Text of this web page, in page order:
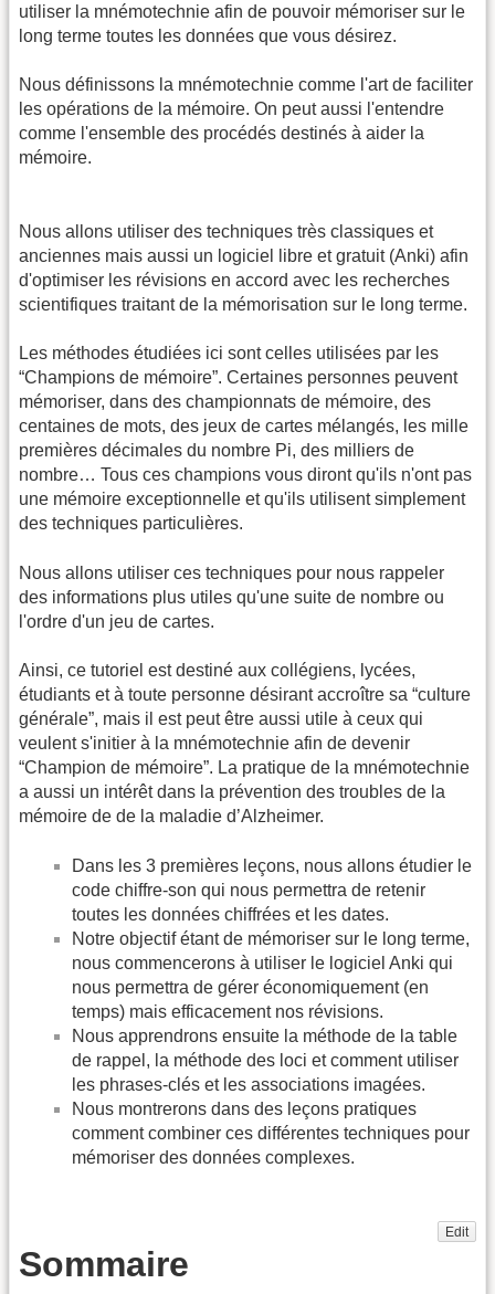
utiliser la mnémotechnie afin de pouvoir mémoriser sur le
long terme toutes les données que vous désirez.
Nous définissons la mnémotechnie comme l'art de faciliter
les opérations de la mémoire. On peut aussi l'entendre
comme l'ensemble des procédés destinés à aider la
mémoire.
Nous allons utiliser des techniques très classiques et
anciennes mais aussi un logiciel libre et gratuit (Anki) afin
d'optimiser les révisions en accord avec les recherches
scientifiques traitant de la mémorisation sur le long terme.
Les méthodes étudiées ici sont celles utilisées par les
“Champions de mémoire”. Certaines personnes peuvent
mémoriser, dans des championnats de mémoire, des
centaines de mots, des jeux de cartes mélangés, les mille
premières décimales du nombre Pi, des milliers de
nombre… Tous ces champions vous diront qu'ils n'ont pas
une mémoire exceptionnelle et qu'ils utilisent simplement
des techniques particulières.
Nous allons utiliser ces techniques pour nous rappeler
des informations plus utiles qu'une suite de nombre ou
l'ordre d'un jeu de cartes.
Ainsi, ce tutoriel est destiné aux collégiens, lycées,
étudiants et à toute personne désirant accroître sa “culture
générale”, mais il est peut être aussi utile à ceux qui
veulent s'initier à la mnémotechnie afin de devenir
“Champion de mémoire”. La pratique de la mnémotechnie
a aussi un intérêt dans la prévention des troubles de la
mémoire de de la maladie d’Alzheimer.
Dans les 3 premières leçons, nous allons étudier le
code chiffre-son qui nous permettra de retenir
toutes les données chiffrées et les dates.
Notre objectif étant de mémoriser sur le long terme,
nous commencerons à utiliser le logiciel Anki qui
nous permettra de gérer économiquement (en
temps) mais efficacement nos révisions.
Nous apprendrons ensuite la méthode de la table
de rappel, la méthode des loci et comment utiliser
les phrases-clés et les associations imagées.
Nous montrerons dans des leçons pratiques
comment combiner ces différentes techniques pour
mémoriser des données complexes.
Edit
Sommaire